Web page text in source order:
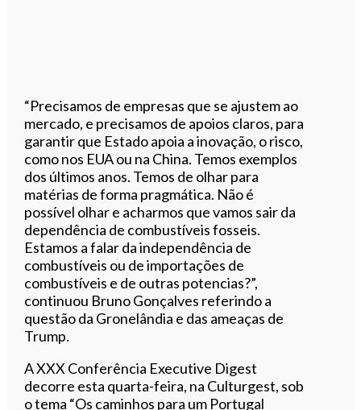
“Precisamos de empresas que se ajustem ao
mercado, e precisamos de apoios claros, para
garantir que Estado apoia a inovação, o risco,
como nos EUA ou na China. Temos exemplos
dos últimos anos. Temos de olhar para
matérias de forma pragmática. Não é
possível olhar e acharmos que vamos sair da
dependência de combustíveis fosseis.
Estamos a falar da independência de
combustíveis ou de importações de
combustíveis e de outras potencias?”,
continuou Bruno Gonçalves referindo a
questão da Gronelândia e das ameaças de
Trump.
A XXX Conferência Executive Digest
decorre esta quarta-feira, na Culturgest, sob
o tema “Os caminhos para um Portugal